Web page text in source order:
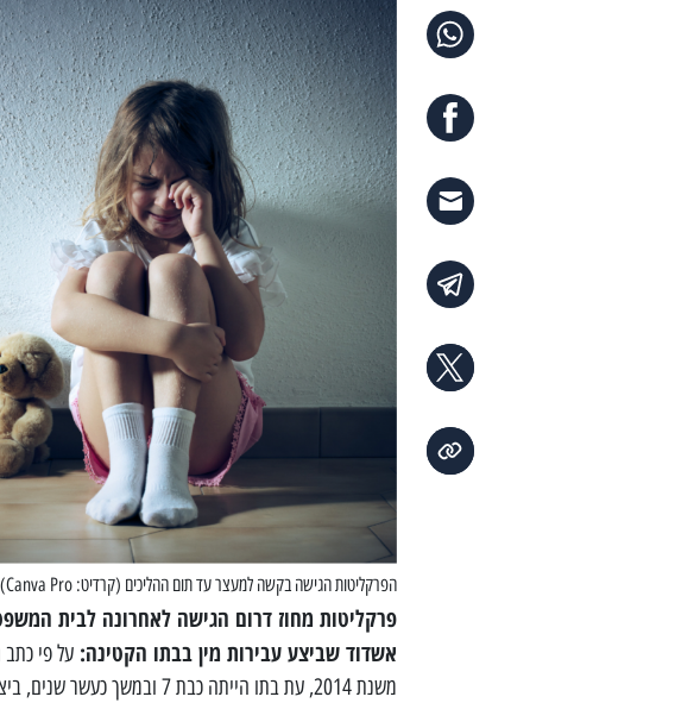
הפרקליטות הגישה בקשה למעצר עד תום ההליכים (קרדיט: Canva Pro)
פרקליטות מחוז דרום הגישה לאחרונה לבית
אשדוד שביצע עבירות מין בבתו הקטינה:על פי
משנת 2014, עת בתו הייתה כבת 7 ובמשך כעשר שנים, ביצע הנאשם בקטינה עבירות מין במאות מועדים שונים.